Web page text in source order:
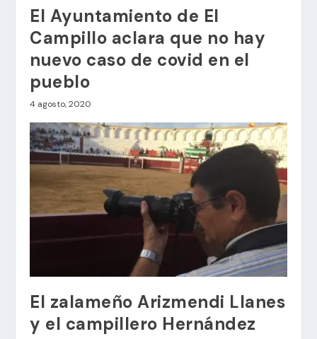
El Ayuntamiento de El
Campillo aclara que no hay
nuevo caso de covid en el
pueblo
4 agosto, 2020
El zalameño Arizmendi Llanes
y el campillero Hernández